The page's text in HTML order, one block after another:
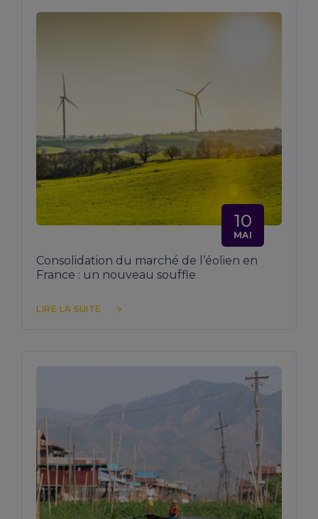
10
MAI
Consolidation du marché de l’éolien en
France : un nouveau souffle
LIRE LA SUITE